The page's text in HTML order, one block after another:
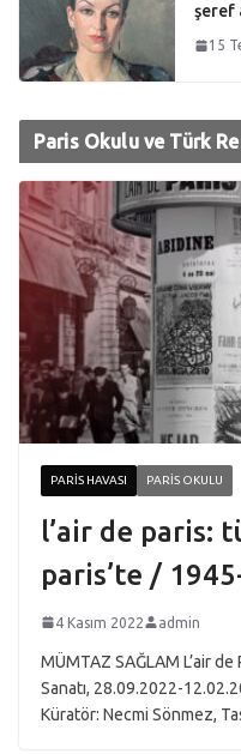
şeref
15
Paris Okulu ve Türk
PARIS HAVASI PARIS OKULU
l’air de paris:
paris’te /
4 Kasım 2022 admin
MÜMTAZ SAĞLAM L’air de
Sanatı, 28.09.2022-
Küratör: Necmi Sönmez,